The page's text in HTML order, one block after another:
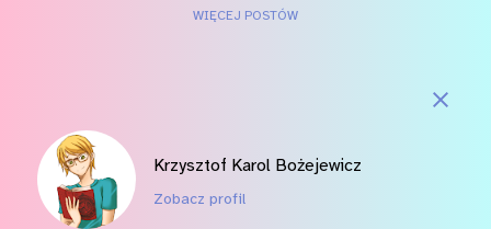
WIĘCEJ POSTÓW
Krzysztof Karol Bożejewicz
Zobacz profil